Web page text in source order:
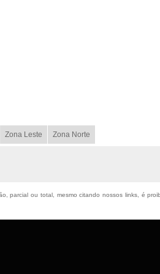
Zona Leste Zona Norte
parcial ou total, mesmo citando nossos links, é